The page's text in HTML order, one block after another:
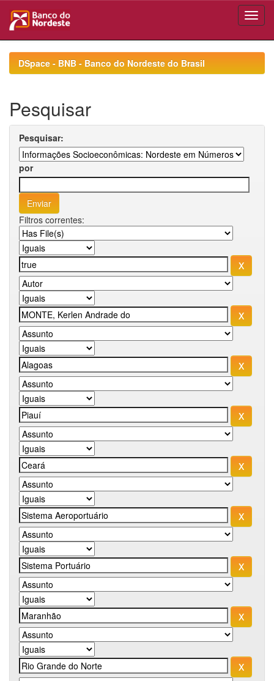
navigationDSpace - BNB - Banco do Nordeste do Brasil
Pesquisar
Pesquisar:
por
Filtros correntes: